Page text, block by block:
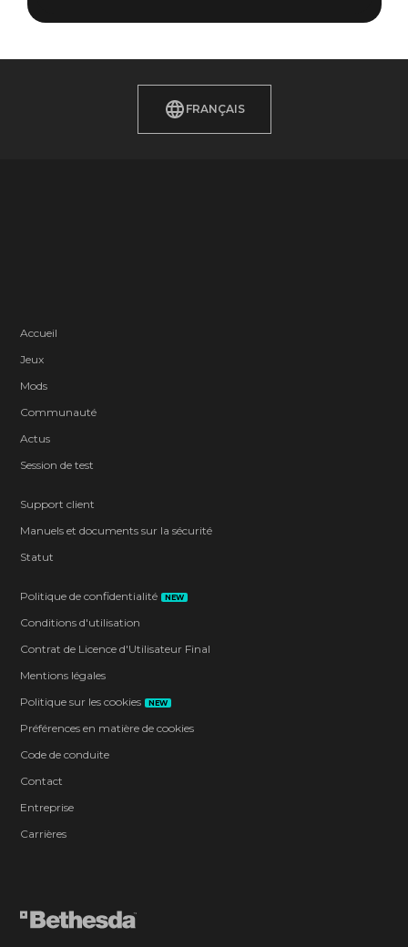
FRANÇAIS
Accueil
Jeux
Mods
Communauté
Actus
Session de test
Support client
Manuels et documents sur la sécurité
Statut
Politique de confidentialité NEW
Conditions d'utilisation
Contrat de Licence d'Utilisateur Final
Mentions légales
Politique sur les cookies
NEW
Préférences en matière de cookies
Code de conduite
Contact
Entreprise
Carrières